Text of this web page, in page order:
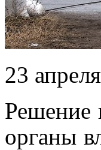
23
Решение
органы